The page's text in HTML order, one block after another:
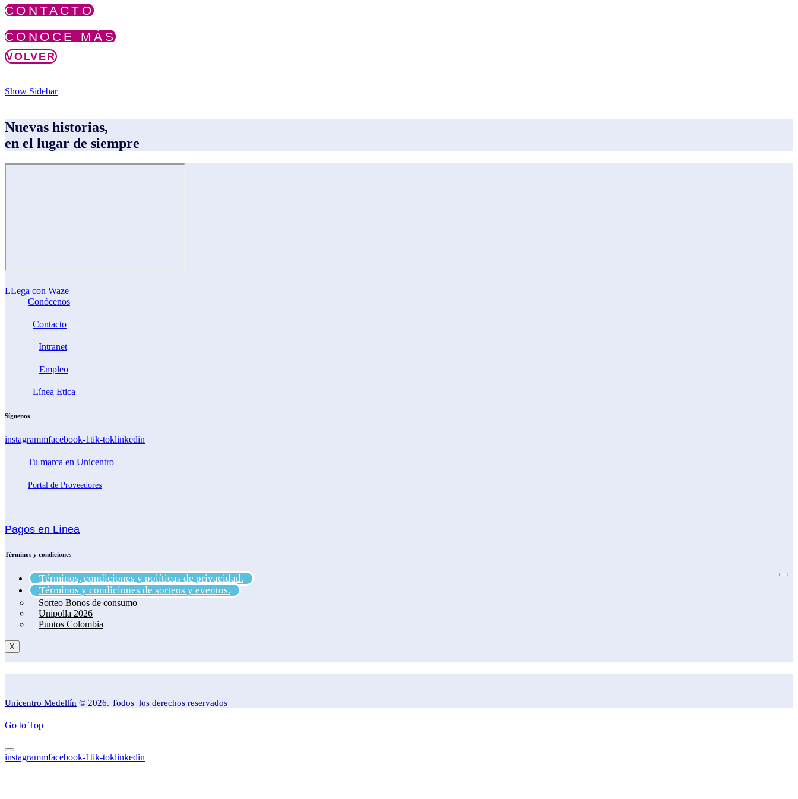
CONTACTO
CONOCE MÁS
VOLVER
Show Sidebar
Nuevas historias,
en el lugar de siempre
LLega con Waze
Conócenos
Contacto
Intranet
Empleo
Línea Etica
Síguenos
instagrammfacebook-1tik-toklinkedin
Tu marca en Unicentro
Portal de Proveedores
Pagos en Línea
Términos y condiciones
Términos, condiciones y políticas de privacidad.
Términos y condiciones de sorteos y eventos.
Sorteo Bonos de consumo
Unipolla 2026
Puntos Colombia
X
Unicentro Medellín © 2026. Todos los derechos reservados
Go to Top
instagrammfacebook-1tik-toklinkedin